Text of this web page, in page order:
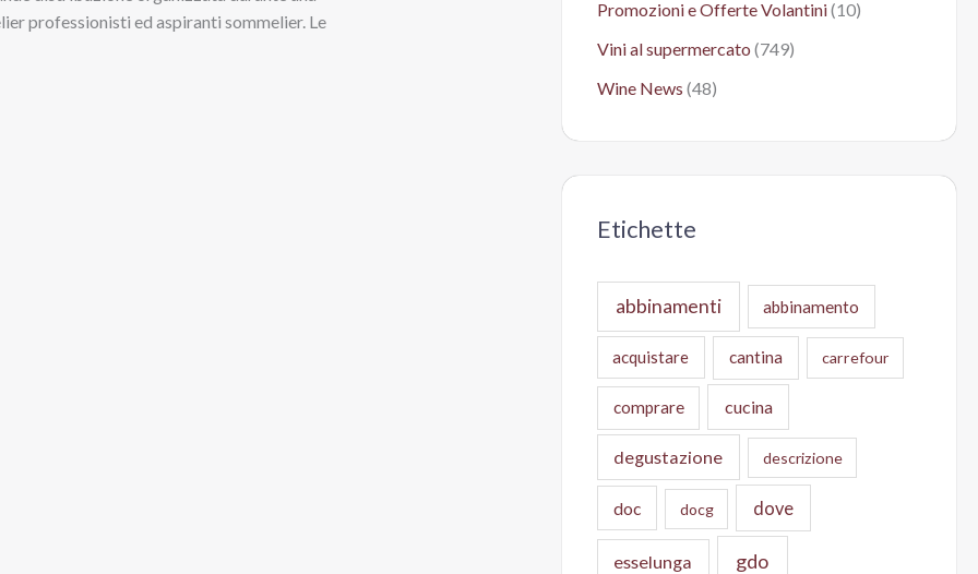
professionisti ed aspiranti sommelier. Le
Promozioni e Offerte Volantini(10)
Vini al supermercato (749)
Wine News (48)
Etichette
abbinamenti abbinamento
acquistare cantina carrefour
comprare cucina
degustazione descrizione
doc docg dove
esselunga gdo